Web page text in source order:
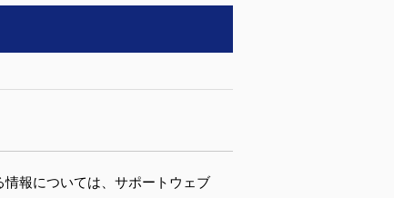
報については、サポートウェブ